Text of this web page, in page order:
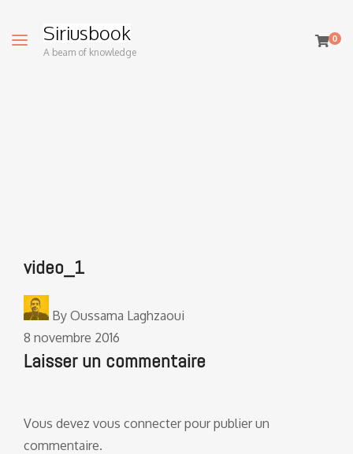
Siriusbook
A beam of knowledge
0
video_1
By Oussama Laghzaoui
8 novembre 2016
Laisser un commentaire
Vous devez vous connecterpour publier un
commentaire.